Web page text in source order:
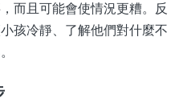
而且可能會使情況更糟。反
孩冷靜、了解他們對什麼不